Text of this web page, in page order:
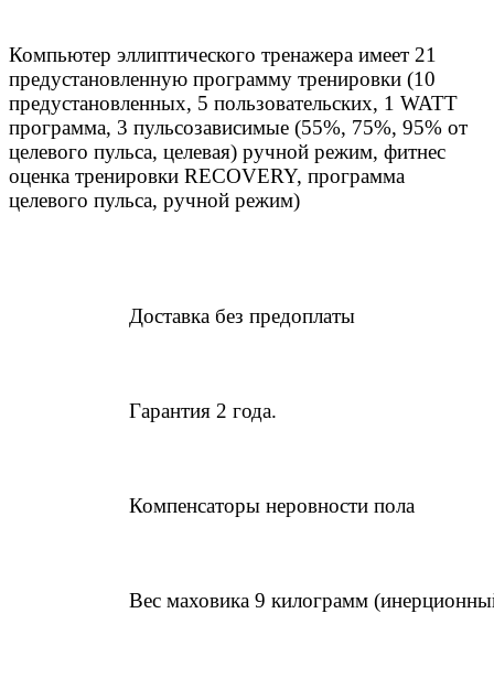
Компьютер эллиптического тренажера имеет 21
предустановленную программу тренировки (10
предустановленных, 5 пользовательских, 1 WATT
программа, 3 пульсозависимые (55%, 75%, 95% от
целевого пульса, целевая) ручной режим, фитнес
оценка тренировки RECOVERY, программа
целевого пульса, ручной режим)
Доставка без предоплаты
Гарантия 2 года.
Компенсаторы неровности пола
Вес маховика 9 килограмм